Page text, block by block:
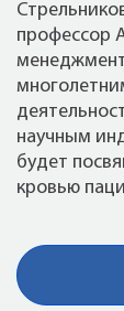
профессор
научным
будет
кровью